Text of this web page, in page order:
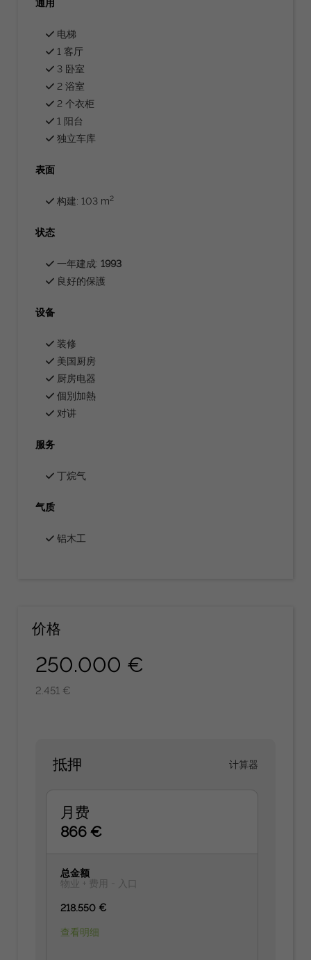
通用
电梯
1 客厅
3 卧室
2 浴室
2 个衣柜
1 阳台
独立车库
表面
构建: 103 m2
状态
一年建成:1993
良好的保護
设备
装修
美国厨房
厨房电器
個別加熱
对讲
服务
丁烷气
气质
铝木工
价格
250.000 €
2.451 €
抵押 计算器
月费
866 €
总金额
物业 + 费用 - 入口
218.550 €
查看明细